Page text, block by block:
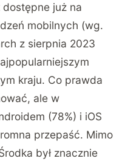
już na
mobilnych (wg.
z sierpnia 2023
kraju. Co prawda
ale w
(78%) i iOS
przepaść. Mimo
był znacznie